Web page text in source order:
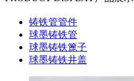
铸铁管管件
球墨铸铁管
球墨铸铁篦子
球墨铸铁井盖